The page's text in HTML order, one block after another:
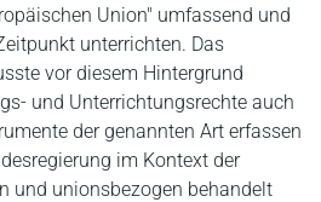
Union" umfassend und
unterrichten. Das
vor diesem Hintergrund
und Unterrichtungsrechte auch
der genannten Art erfassen
im Kontext der
und unionsbezogen behandelt